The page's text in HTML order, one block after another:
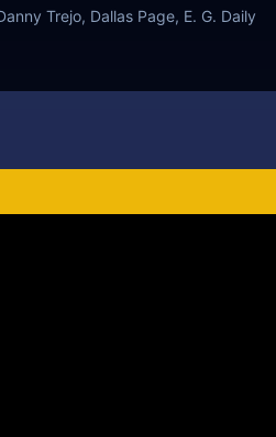
Trejo, Dallas Page, E. G. Daily